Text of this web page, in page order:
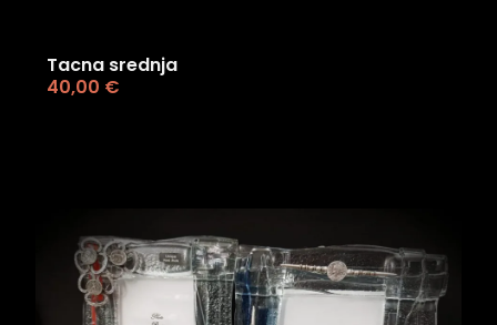
Tacna srednja
40,00 €